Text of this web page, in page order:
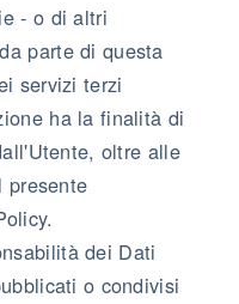
- o di altri
parte di questa
servizi terzi
ha la finalità di
oltre alle
presente
dei Dati
o condivisi